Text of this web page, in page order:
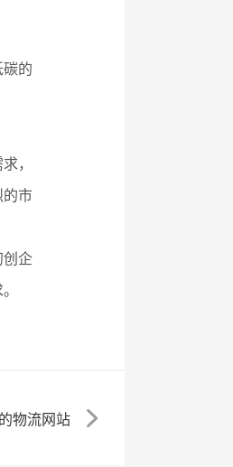
的
，
的市
创企
物流网站